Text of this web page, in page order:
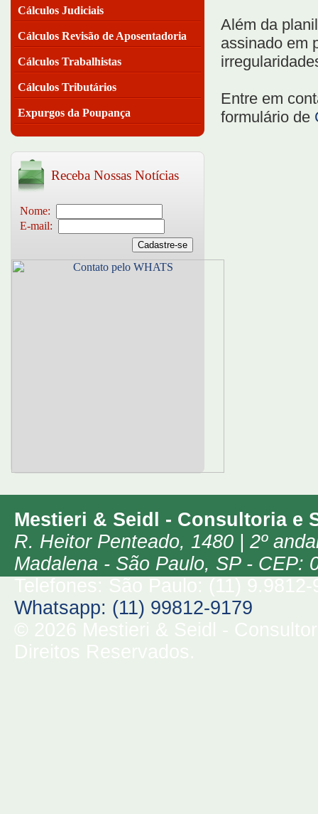
Cálculos Judiciais
Cálculos Revisão de Aposentadoria
Cálculos Trabalhistas
Cálculos Tributários
Expurgos da Poupança
Receba Nossas Notícias
Nome:
E-mail:
Além da
assinado em
Entre em
formulário de
Mestieri & Seidl - Consultoria e
R. Heitor Penteado, 1480 | 2º
Madalena - São Paulo, SP- CEP:
Whatsapp: (11) 99812-9179